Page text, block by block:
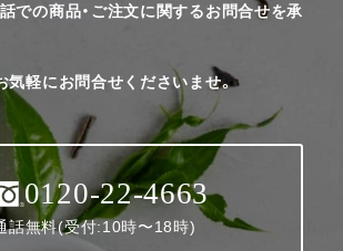
での商品・ご注文に関するお問合せを承
気軽にお問合せくださいませ。
0120-22-4663
話無料(受付:10時〜18時)